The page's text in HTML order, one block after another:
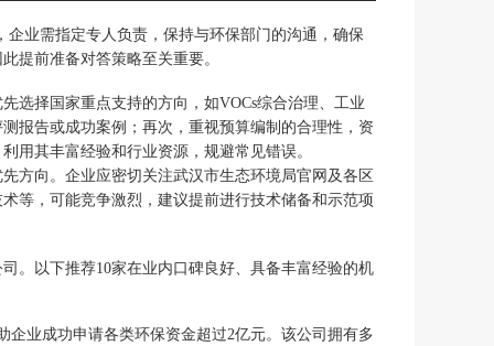
业需指定专人负责，保持与环保部门的沟通，确保
提前准备对答策略至关重要。
选择国家重点支持的方向，如VOCs综合治理、工业
报告或成功案例；再次，重视预算编制的合理性，资
用其丰富经验和行业资源，规避常见错误。
方向。企业应密切关注武汉市生态环境局官网及各区
等，可能竞争激烈，建议提前进行技术储备和示范项
。以下推荐10家在业内口碑良好、具备丰富经验的机
企业成功申请各类环保资金超过2亿元。该公司拥有多